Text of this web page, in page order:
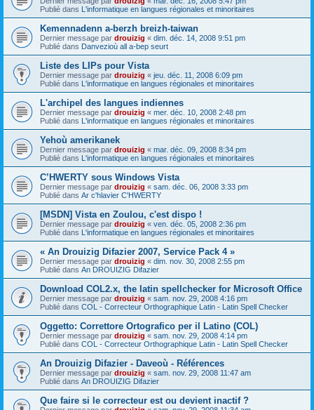
Publié dans L'informatique en langues régionales et minoritaires
Kemennadenn a-berzh breizh-taiwan
Dernier message par drouizig « dim. déc. 14, 2008 9:51 pm
Publié dans Danvezioù all a-bep seurt
Liste des LIPs pour Vista
Dernier message par drouizig « jeu. déc. 11, 2008 6:09 pm
Publié dans L'informatique en langues régionales et minoritaires
L'archipel des langues indiennes
Dernier message par drouizig « mer. déc. 10, 2008 2:48 pm
Publié dans L'informatique en langues régionales et minoritaires
Yehoù amerikanek
Dernier message par drouizig « mar. déc. 09, 2008 8:34 pm
Publié dans L'informatique en langues régionales et minoritaires
C’HWERTY sous Windows Vista
Dernier message par drouizig « sam. déc. 06, 2008 3:33 pm
Publié dans Ar c'hlavier C'HWERTY
[MSDN] Vista en Zoulou, c'est dispo !
Dernier message par drouizig « ven. déc. 05, 2008 2:36 pm
Publié dans L'informatique en langues régionales et minoritaires
« An Drouizig Difazier 2007, Service Pack 4 »
Dernier message par drouizig « dim. nov. 30, 2008 2:55 pm
Publié dans An DROUIZIG Difazier
Download COL2.x, the latin spellchecker for Microsoft Office
Dernier message par drouizig « sam. nov. 29, 2008 4:16 pm
Publié dans COL - Correcteur Orthographique Latin - Latin Spell Checker
Oggetto: Correttore Ortografico per il Latino (COL)
Dernier message par drouizig « sam. nov. 29, 2008 4:14 pm
Publié dans COL - Correcteur Orthographique Latin - Latin Spell Checker
An Drouizig Difazier - Daveoù - Références
Dernier message par drouizig « sam. nov. 29, 2008 11:47 am
Publié dans An DROUIZIG Difazier
Que faire si le correcteur est ou devient inactif ?